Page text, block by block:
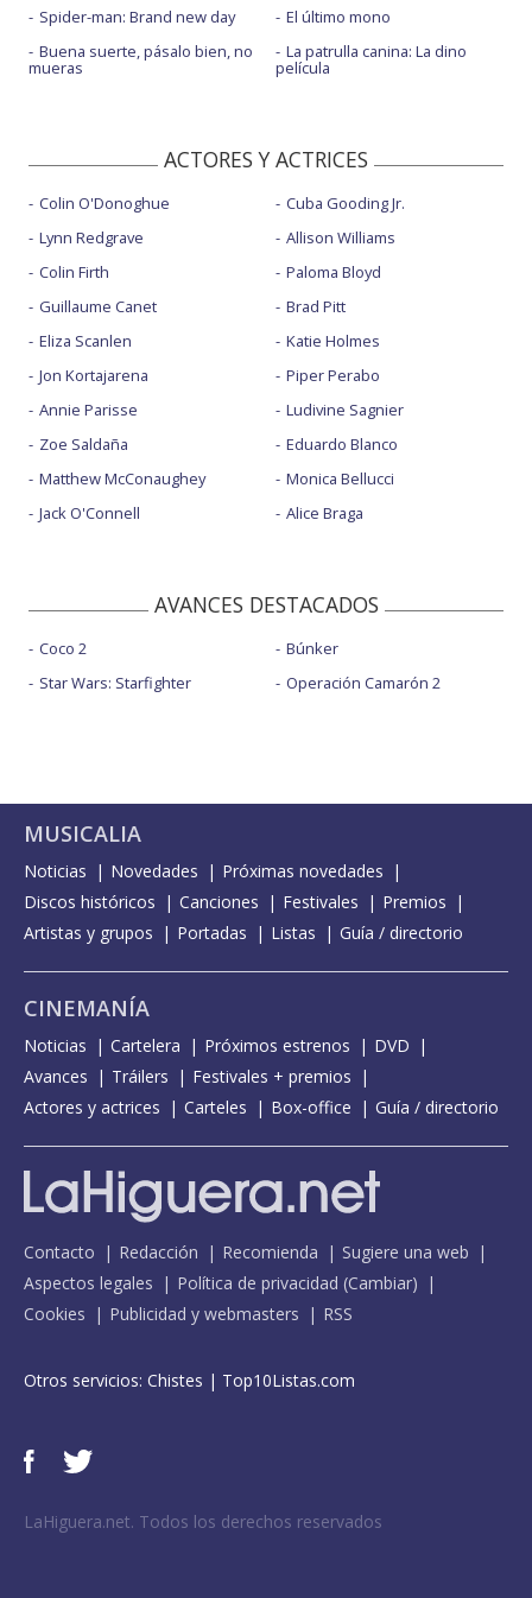
Spider-man: Brand new day
Buena suerte, pásalo bien, no
mueras
El último mono
La patrulla canina: La dino
película
ACTORES Y ACTRICES
Colin O'Donoghue
Lynn Redgrave
Colin Firth
Guillaume Canet
Eliza Scanlen
Jon Kortajarena
Annie Parisse
Zoe Saldaña
Matthew McConaughey
Jack O'Connell
Cuba Gooding Jr.
Allison Williams
Paloma Bloyd
Brad Pitt
Katie Holmes
Piper Perabo
Ludivine Sagnier
Eduardo Blanco
Monica Bellucci
Alice Braga
AVANCES DESTACADOS
Coco 2
Star Wars: Starfighter
Búnker
Operación Camarón 2
MUSICALIA
Noticias Novedades
Próximas novedades
Discos históricos
Canciones Festivales
Premios
Artistas y grupos
Portadas Listas Guía / directorio
CINEMANÍA
Noticias Cartelera Próximos estrenos
DVD
Avances
Tráilers
Festivales + premios
Actores y actrices
Carteles Box-office Guía / directorio
Contacto Redacción Recomienda
Sugiere una web
Aspectos legales
Política de privacidad (Cambiar)
Cookies
Publicidad y webmasters RSS
Otros servicios: Chistes | Top10Listas.com
LaHiguera.net. Todos los derechos reservados